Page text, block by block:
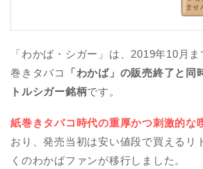
「わかば・シガー」は、2019年10月
巻きタバコ
「わかば」の販売終了と同
トルシガー銘柄です。
紙巻きタバコ時代の重厚かつ刺激的な
おり、発売当初は安い値段で買えるリ
くのわかばファンが移行しました。